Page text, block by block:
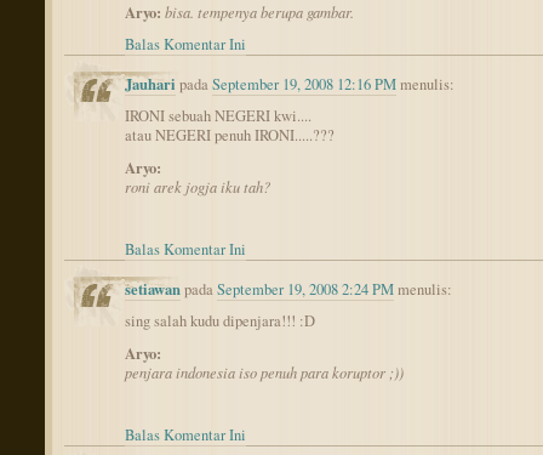
Aryo: bisa. tempenya berupa gambar.
Balas Komentar Ini
Jauhari padaSeptember 19, 2008 12:16 PMmenulis:
IRONI sebuah NEGERI kwi....
atau NEGERI penuh IRONI.....???
Aryo:
roni arek jogja iku tah?
Balas Komentar Ini
setiawanpadaSeptember 19, 2008 2:24 PMmenulis:
sing salah kudu dipenjara!!! :D
Aryo:
penjara indonesia iso penuh para koruptor ;))
Balas Komentar Ini